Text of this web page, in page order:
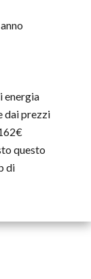
energia
dai prezzi
questo
di